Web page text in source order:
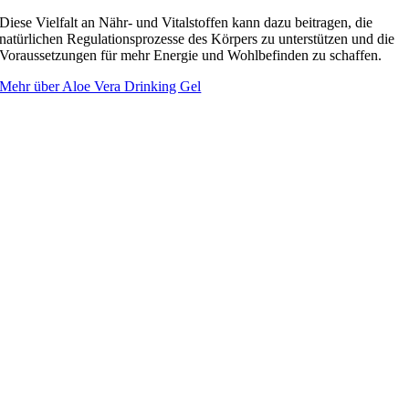
Diese Vielfalt an Nähr- und Vitalstoffen kann dazu beitragen, die
natürlichen Regulationsprozesse des Körpers zu unterstützen und die
Voraussetzungen für mehr Energie und Wohlbefinden zu schaffen.
Mehr über Aloe Vera Drinking Gel